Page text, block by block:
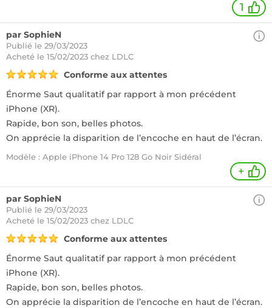
1
par SophieN
Publié le 29/03/2023
Acheté le 15/02/2023 chez LDLC
Conforme aux attentes
Énorme Saut qualitatif par rapport à mon précédent
iPhone (XR).
Rapide, bon son, belles photos.
On apprécie la disparition de l’encoche en haut de l’écran.
Modèle : Apple iPhone 14 Pro 128 Go Noir Sidéral
+
par SophieN
Publié le 29/03/2023
Acheté le 15/02/2023 chez LDLC
Conforme aux attentes
Énorme Saut qualitatif par rapport à mon précédent
iPhone (XR).
Rapide, bon son, belles photos.
On apprécie la disparition de l’encoche en haut de l’écran.